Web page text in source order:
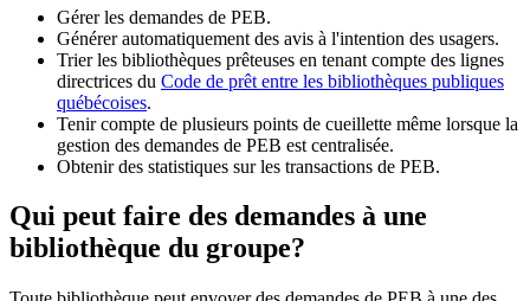
Gérer les demandes de PEB.
Générer automatiquement des avis à l'intention des usagers.
Trier les bibliothèques prêteuses en tenant compte des lignes
directrices du Code de prêt entre les bibliothèques publiques
québécoises.
Tenir compte de plusieurs points de cueillette même lorsque la
gestion des demandes de PEB est centralisée.
Obtenir des statistiques sur les transactions de PEB.
Qui peut faire des demandes à une
bibliothèque du groupe?